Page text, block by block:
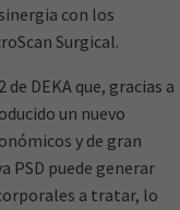
con los
Surgical.
DEKA que, gracias a
un nuevo
y de gran
PSD puede generar
a tratar, lo